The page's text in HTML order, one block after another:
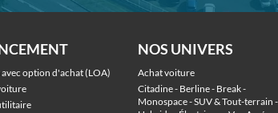
option d'achat (LOA)
NOS UNIVERS
Achat voiture
Citadine - Berline - Break -
Monospace - SUV & Tout-terrain -